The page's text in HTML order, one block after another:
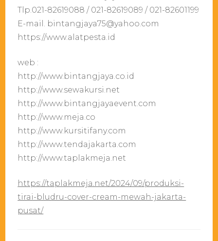
Tlp.021-82619088 / 021-82619089 / 021-82601199
E-mail. bintangjaya75@yahoo.com
https://www.alatpesta.id
web :
http://www.bintangjaya.co.id
http://www.sewakursi.net
http://www.bintangjayaevent.com
http://www.meja.co
http://www.kursitifany.com
http://www.tendajakarta.com
http://www.taplakmeja.net
https://taplakmeja.net/2024/09/produksi-
tirai-bludru-cover-cream-mewah-jakarta-
pusat/